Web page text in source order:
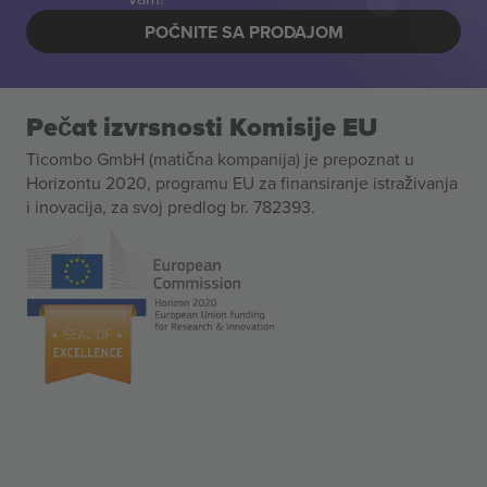
POČNITE SA PRODAJOM
Pečat izvrsnosti Komisije EU
Ticombo GmbH (matična kompanija) je prepoznat u
Horizontu 2020, programu EU za finansiranje istraživanja
i inovacija, za svoj predlog br. 782393.